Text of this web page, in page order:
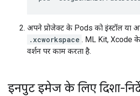
अपने प्रोजेक्ट के Pods को इंस्टॉल या
.xcworkspace . ML Kit, Xcode
वर्शन पर काम करता है.
इनपुट इमेज के लिए दिशा-